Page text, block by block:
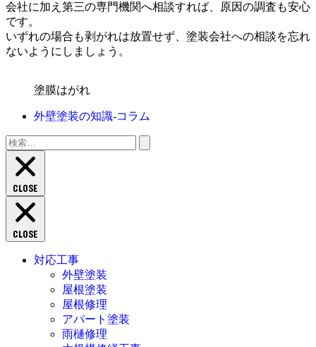
会社に加え第三の専門機関へ相談すれば、原因の調査も安心
です。
いずれの場合も剥がれは放置せず、塗装会社への相談を忘れ
ないようにしましょう。
塗膜はがれ
外壁塗装の知識‐コラム
検
索:
CLOSE
CLOSE
対応工事
外壁塗装
屋根塗装
屋根修理
アパート塗装
雨樋修理